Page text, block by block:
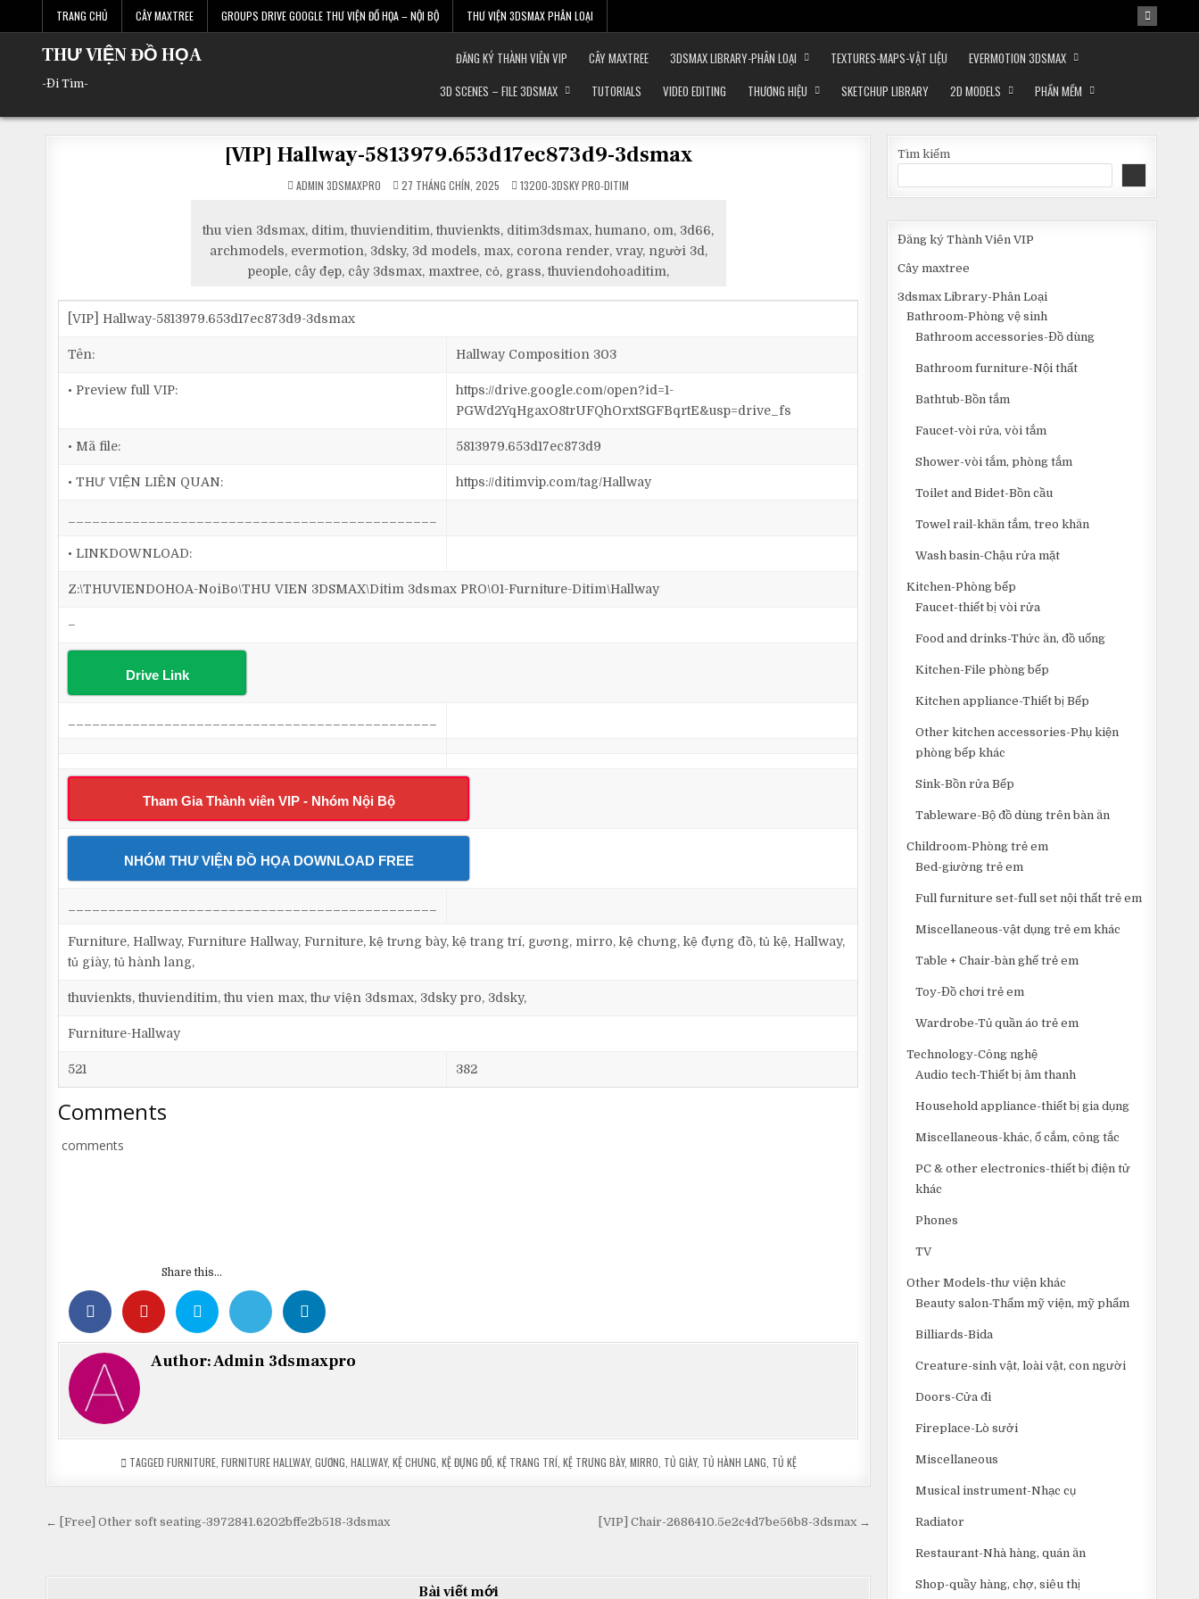
TRANG CHỦ CÂY MAXTREE GROUPS DRIVE GOOGLE THƯ VIỆN ĐỒ HỌA – NỘI BỘ THƯ VIỆN 3DSMAX PHÂN LOẠI
THƯ VIỆN ĐỒ HỌA
-Đi Tìm-
ĐĂNG KÝ THÀNH VIÊN VIP CÂY MAXTREE 3DSMAX LIBRARY-PHÂN LOẠI TEXTURES-MAPS-VẬT LIỆU
EVERMOTION 3DSMAX
3D SCENES – FILE 3DSMAX
TUTORIALS VIDEO EDITING THƯƠNG HIỆU SKETCHUP LIBRARY 2D MODELS PHẦN MỀM
[VIP] Hallway-5813979.653d17ec873d9-3dsmax
ADMIN 3DSMAXPRO 27 THÁNG CHÍN, 2025 POSTED
IN
13200-3DSKY PRO-DITIM
thu vien 3dsmax, ditim, thuvienditim, thuvienkts, ditim3dsmax, humano, om, 3d66,
archmodels, evermotion, 3dsky, 3d models, max, corona render, vray, người 3d,
people, cây đẹp, cây 3dsmax, maxtree, cỏ, grass, thuviendohoaditim,
[VIP] Hallway-5813979.653d17ec873d9-3dsmax
Tên: Hallway Composition 303
• Preview full VIP:
https://drive.google.com/open?id=1-
PGWd2YqHgaxO8trUFQhOrxtSGFBqrtE&usp=drive_fs
• Mã file: 5813979.653d17ec873d9
• THƯ VIỆN LIÊN QUAN: https://ditimvip.com/tag/Hallway
• LINKDOWNLOAD:
Z:\THUVIENDOHOA-NoiBo\THU VIEN 3DSMAX\Ditim 3dsmax PRO\01-Furniture-Ditim\Hallway
–
Drive Link
Tham Gia Thành viên VIP - Nhóm Nội Bộ
NHÓM THƯ VIỆN ĐỒ HỌA DOWNLOAD FREE
Furniture, Hallway, Furniture Hallway, Furniture, kệ trưng bày, kệ trang trí, gương, mirro, kệ chưng, kệ đựng đồ, tủ kệ, Hallway,
tủ giày, tủ hành lang,
thuvienkts, thuvienditim, thu vien max, thư viện 3dsmax, 3dsky pro, 3dsky,
Furniture-Hallway
521 382
Comments
comments
Share this...
Author:Admin 3dsmaxpro
TAGGED FURNITURE, FURNITURE HALLWAY, GƯƠNG HALLWAY, KỆ CHƯNG KỆ ĐỰNG ĐỒ, KỆ TRANG TRÍ, KỆ TRƯNG BÀY, MIRRO TỦ GIÀY, TỦ HÀNH LANG TỦ KỆ
Điều
bài
[VIP] Chair-2686410.5e2c4d7be56b8-3dsmax →
← [Free] Other soft seating-3972841.6202bffe2b518-3dsmax
Bài viết mới
Tìm kiếm
Đăng ký Thành Viên VIP
Cây maxtree
3dsmax Library-Phân Loại
Bathroom-Phòng vệ sinh
Bathroom accessories-Đồ dùng
Bathroom furniture-Nội thất
Bathtub-Bồn tắm
Faucet-vòi rửa, vòi tắm
Shower-vòi tắm, phòng tắm
Toilet and Bidet-Bồn cầu
Towel rail-khăn tắm, treo khăn
Wash basin-Chậu rửa mặt
Kitchen-Phòng bếp
Faucet-thiết bị vòi rửa
Food and drinks-Thức ăn, đồ uống
Kitchen-File phòng bếp
Kitchen appliance-Thiết bị Bếp
Other kitchen accessories-Phụ kiện
phòng bếp khác
Sink-Bồn rửa Bếp
Tableware-Bộ đồ dùng trên bàn ăn
Childroom-Phòng trẻ em
Bed-giường trẻ em
Full furniture set-full set nội thất trẻ em
Miscellaneous-vật dụng trẻ em khác
Table + Chair-bàn ghế trẻ em
Toy-Đồ chơi trẻ em
Wardrobe-Tủ quần áo trẻ em
Technology-Công nghệ
Audio tech-Thiết bị âm thanh
Household appliance-thiết bị gia dụng
Miscellaneous-khác, ổ cắm, công tắc
PC & other electronics-thiết bị điện tử
khác
Phones
TV
Other Models-thư viện khác
Beauty salon-Thẩm mỹ viện, mỹ phẩm
Billiards-Bida
Creature-sinh vật, loài vật, con người
Doors-Cửa đi
Fireplace-Lò sưởi
Miscellaneous
Musical instrument-Nhạc cụ
Radiator
Restaurant-Nhà hàng, quán ăn
Shop-quầy hàng, chợ, siêu thị